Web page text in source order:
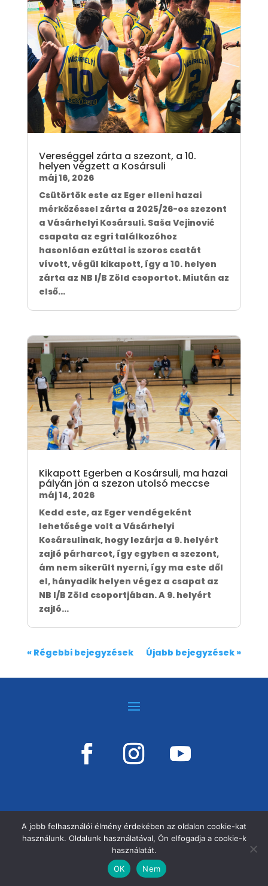
Vereséggel zárta a szezont, a 10.
helyen végzett a Kosársuli
máj 16, 2026
Csütörtök este az Eger elleni hazai
mérkőzéssel zárta a 2025/26-os szezont
a Vásárhelyi Kosársuli. Saša Vejinović
csapata az egri találkozóhoz
hasonlóan ezúttal is szoros csatát
vívott, végül kikapott, így a 10. helyen
zárta az NB I/B Zöld csoportot. Miután az
első...
Kikapott Egerben a Kosársuli, ma hazai
pályán jön a szezon utolsó meccse
máj 14, 2026
Kedd este, az Eger vendégeként
lehetősége volt a Vásárhelyi
Kosársulinak, hogy lezárja a 9. helyért
zajló párharcot, így egyben a szezont,
ám nem sikerült nyerni, így ma este dől
el, hányadik helyen végez a csapat az
NB I/B Zöld csoportjában. A 9. helyért
zajló...
« Régebbi bejegyzések Újabb bejegyzések »
VÁSÁRHELYI KOSÁRSULI, MINDEN JOG
FENNTARTVA!
A jobb felhasználói élmény érdekében az oldalon cookie-kat
használunk. Oldalunk használatával, Ön elfogadja a cookie-k
használatát.
OK
Nem